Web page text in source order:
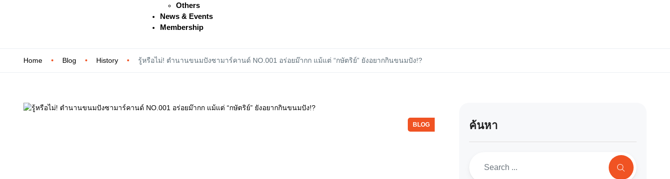
Others
News & Events
Membership
Home Blog History รู้หรือไม่! ตำนานขนมปังซามาร์คานด์ NO.001 อร่อยม๊ากก แม้แต่ “กษัตริย์” ยังอยากกินขนมปัง!?
BLOG ค้นหา